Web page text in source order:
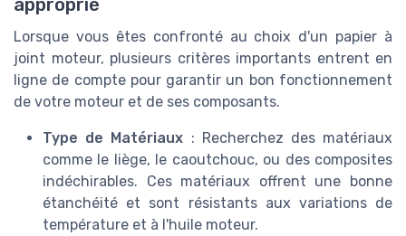
approprié
Lorsque vous êtes confronté au choix d'un papier à
joint moteur, plusieurs critères importants entrent en
ligne de compte pour garantir un bon fonctionnement
de votre moteur et de ses composants.
Type de Matériaux : Recherchez des matériaux
comme le liège, le caoutchouc, ou des composites
indéchirables. Ces matériaux offrent une bonne
étanchéité et sont résistants aux variations de
température et à l'huile moteur.